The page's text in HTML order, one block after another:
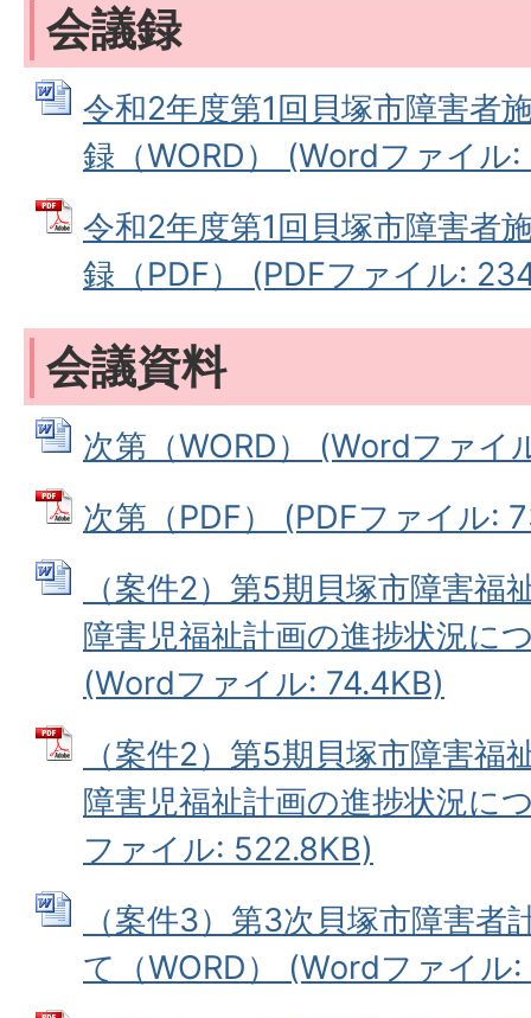
会議録
令和2年度第1回貝塚市障害者
録（WORD） (Wordファイル:
令和2年度第1回貝塚市障害者
録（PDF） (PDFファイル:
会議資料
次第（WORD） (Wordファイ
次第（PDF） (PDFファイル:
（案件2）第5期貝塚市障害福
障害児福祉計画の進捗状況に
(Wordファイル: 74.4KB)
（案件2）第5期貝塚市障害福
障害児福祉計画の進捗状況に
ファイル: 522.8KB)
（案件3）第3次貝塚市障害者
て（WORD） (Wordファイル: